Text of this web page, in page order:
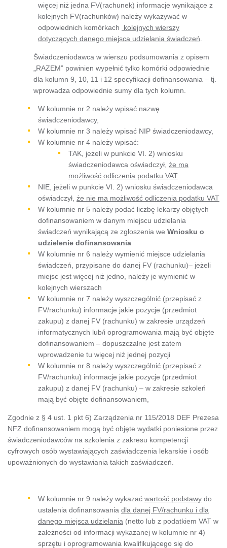
więcej niż jedna FV(rachunek) informacje wynikające z
kolejnych FV(rachunków) należy wykazywać w
odpowiednich komórkach
kolejnych wierszy
dotyczących danego miejsca udzielania świadczeń
Świadczeniodawca w wierszu podsumowania z opisem
„RAZEM” powinien wypełnić tylko komórki odpowiednie
dla kolumn 9, 10, 11 i 12 specyfikacji dofinansowania – tj.
wprowadza odpowiednie sumy dla tych kolumn.
W kolumnie nr 2 należy wpisać nazwę
świadczeniodawcy,
W kolumnie nr 3 należy wpisać NIP świadczeniodawcy,
W kolumnie nr 4 należy wpisać:
TAK, jeżeli w punkcie VI. 2) wniosku
świadczeniodawca oświadczył, że ma
możliwość odliczenia podatku VAT
NIE, jeżeli w punkcie VI. 2) wniosku świadczeniodawca
oświadczył, że nie ma możliwość odliczenia podatku VAT
W kolumnie nr 5 należy podać liczbę lekarzy objętych
dofinansowaniem w danym miejscu udzielania
świadczeń wynikającą ze zgłoszenia we Wniosku o
udzielenie dofinansowania
W kolumnie nr 6 należy wymienić miejsce udzielania
świadczeń, przypisane do danej FV (rachunku)– jeżeli
miejsc jest więcej niż jedno, należy je wymienić w
kolejnych wierszach
W kolumnie nr 7 należy wyszczególnić (przepisać z
FV/rachunku) informacje jakie pozycje (przedmiot
zakupu) z danej FV (rachunku) w zakresie urządzeń
informatycznych lub/i oprogramowania mają być objęte
dofinansowaniem – dopuszczalne jest zatem
wprowadzenie tu więcej niż jednej pozycji
W kolumnie nr 8 należy wyszczególnić (przepisać z
FV/rachunku) informacje jakie pozycje (przedmiot
zakupu) z danej FV (rachunku) – w zakresie szkoleń
mają być objęte dofinansowaniem,
Zgodnie z § 4 ust. 1 pkt 6) Zarządzenia nr 115/2018 DEF Prezesa
NFZ dofinansowaniem mogą być objęte wydatki poniesione przez
świadczeniodawców na szkolenia z zakresu kompetencji
cyfrowych osób wystawiających zaświadczenia lekarskie i osób
upoważnionych do wystawiania takich zaświadczeń.
W kolumnie nr 9 należy wykazać wartość podstawy do
ustalenia dofinansowania dla danej FV/rachunku i dla
danego miejsca udzielania (netto lub z podatkiem VAT w
zależności od informacji wykazanej w kolumnie nr 4)
sprzętu i oprogramowania kwalifikującego się do